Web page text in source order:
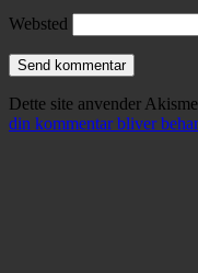
Websted
Dette site anvender
din kommentar bliver